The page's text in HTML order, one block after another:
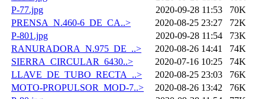
P-77.jpg
2020-09-28 11:53
70K
PRENSA_N.460-6_DE_CA..>
2020-08-25 23:27
72K
P-801.jpg
2020-09-28 11:54
73K
RANURADORA_N.975_DE_..>
2020-08-26 14:41
74K
SIERRA_CIRCULAR_6430..>
2020-07-16 10:25
74K
LLAVE_DE_TUBO_RECTA_..>
2020-08-25 23:03
76K
MOTO-PROPULSOR_MOD-7..>
2020-08-26 13:42
76K